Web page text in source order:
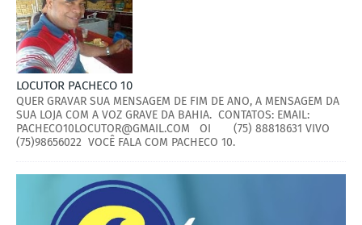
LOCUTOR PACHECO 10
QUER GRAVAR SUA MENSAGEM DE FIM DE ANO, A MENSAGEM DA
SUA LOJA COM A VOZ GRAVE DA BAHIA. CONTATOS: EMAIL:
PACHECO10LOCUTOR@GMAIL.COM OI (75) 88818631 VIVO
(75)98656022 VOCÊ FALA COM PACHECO 10.